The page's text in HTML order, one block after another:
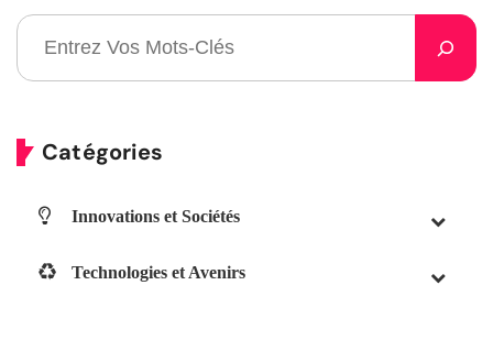
Catégories
Innovations et Sociétés
Technologies et Avenirs